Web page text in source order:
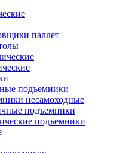
паллет
подъемники
несамоходные
подъемники
подъемники